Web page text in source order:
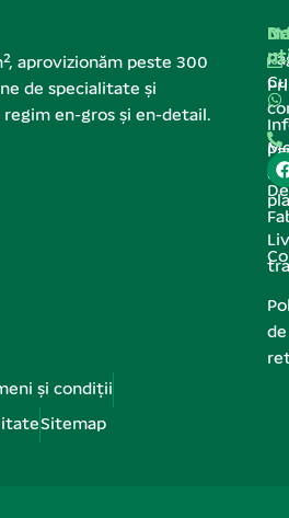
aprovizionăm peste 300
de specialitate și
en-gros și en-detail.
de
de
și condiții
Sitemap